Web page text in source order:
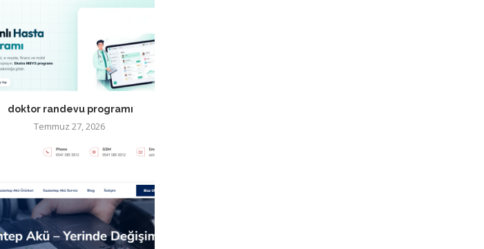
doktor randevu programı
Temmuz 27, 2026